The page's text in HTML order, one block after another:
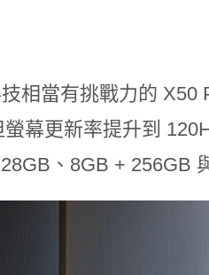
相當有挑戰力的 X50
螢幕更新率提升到
、8GB + 256GB